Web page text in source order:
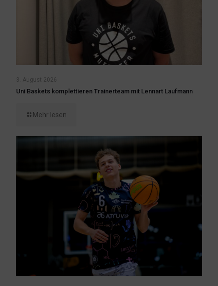
3. August 2026
Uni Baskets komplettieren Trainerteam mit Lennart Laufmann
Mehr lesen